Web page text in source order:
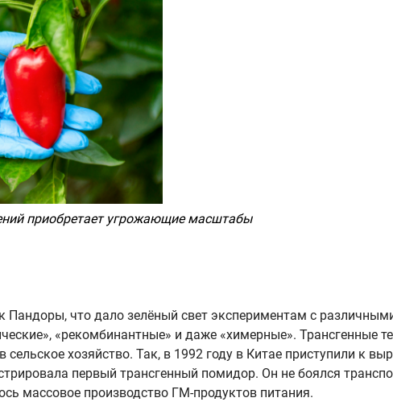
приобретает угрожающие масштабы
что дало зелёный свет экспериментам с
«рекомбинантные» и даже «химерные». Трансгенные
хозяйство. Так, в 1992 году в Китае приступили к
первый трансгенный помидор. Он не боялся
массовое производство ГМ-продуктов питания.